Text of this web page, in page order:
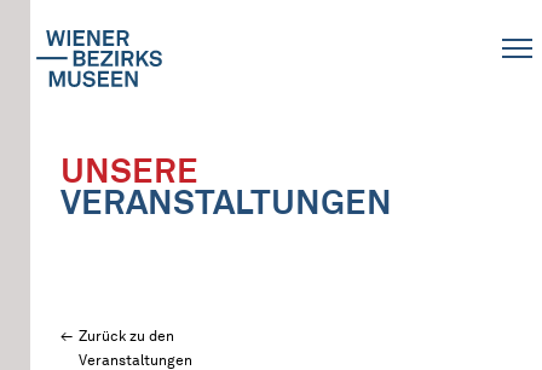
UNSERE
VERANSTALTUNGEN
Zurück zu den
Veranstaltungen